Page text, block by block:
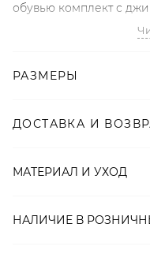
обувью комплект с
- Заостренный
- Гладкая 100% кожа.
РАЗМЕРЫ
ДОСТАВКА И
МАТЕРИАЛ И УХОД
НАЛИЧИЕ В